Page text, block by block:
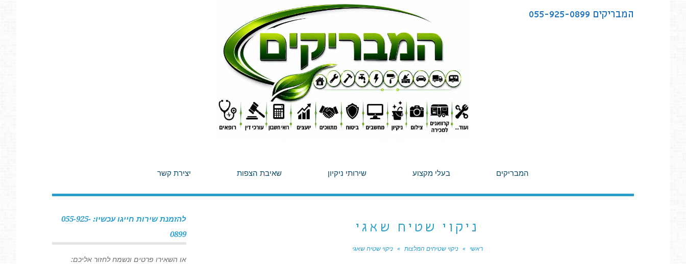
המבריקים 055-925-0899
המבריקים בעלי מקצוע שירותי ניקיון שאיבת הצפות יצירת קשר
ניקוי שטיח שאגי
ראשי » ניקוי שטיחים המלצות » ניקוי שטיח שאגי
להזמנת שירות חייגו עכשיו: 055-925-
0899
או השאירו פרטים ונשמח לחזור אליכם: